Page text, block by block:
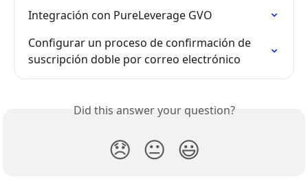
Integración con PureLeverage GVO
Configurar un proceso de confirmación de
suscripción doble por correo electrónico
Did this answer your question?
😞 😐 😃